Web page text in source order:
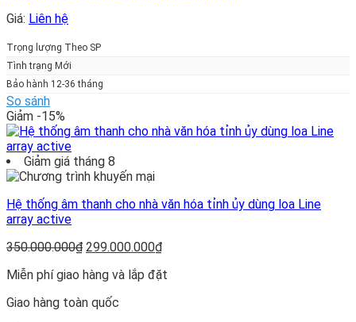
Giá: Liên hệ
Trọng lượng Theo SP
Tình trạng Mới
Bảo hành 12-36 tháng
So sánh
Giảm -15%
Giảm giá tháng 8
Hệ thống âm thanh cho nhà văn hóa tỉnh ủy dùng loa Line
array active
350.000.000₫ Giá
là:
299.000.000₫Giá
tại
Miễn phí giao hàng và lắp đặt
Giao hàng toàn quốc